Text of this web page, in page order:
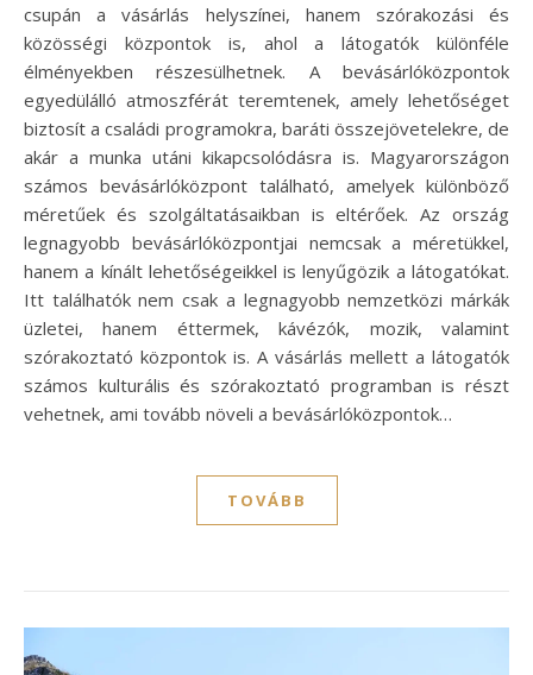
csupán a vásárlás helyszínei, hanem szórakozási és
közösségi központok is, ahol a látogatók különféle
élményekben részesülhetnek. A bevásárlóközpontok
egyedülálló atmoszférát teremtenek, amely lehetőséget
biztosít a családi programokra, baráti összejövetelekre, de
akár a munka utáni kikapcsolódásra is. Magyarországon
számos bevásárlóközpont található, amelyek különböző
méretűek és szolgáltatásaikban is eltérőek. Az ország
legnagyobb bevásárlóközpontjai nemcsak a méretükkel,
hanem a kínált lehetőségeikkel is lenyűgözik a látogatókat.
Itt találhatók nem csak a legnagyobb nemzetközi márkák
üzletei, hanem éttermek, kávézók, mozik, valamint
szórakoztató központok is. A vásárlás mellett a látogatók
számos kulturális és szórakoztató programban is részt
vehetnek, ami tovább növeli a bevásárlóközpontok…
TOVÁBB